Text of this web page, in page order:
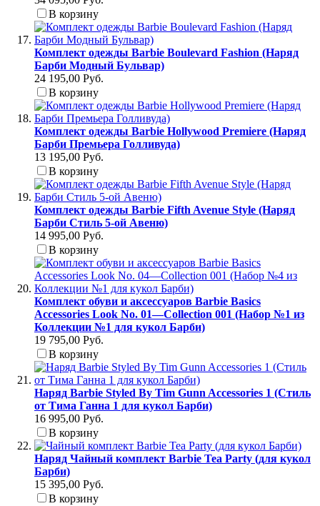
В корзину
Комплект одежды Barbie Boulevard Fashion (Наряд
Барби Модный Бульвар)
24 195,00 Руб.
В корзину
Комплект одежды Barbie Hollywood Premiere (Наряд
Барби Премьера Голливуда)
13 195,00 Руб.
В корзину
Комплект одежды Barbie Fifth Avenue Style (Наряд
Барби Стиль 5-ой Авеню)
14 995,00 Руб.
В корзину
Комплект обуви и аксессуаров Barbie Basics
Accessories Look No. 01—Collection 001 (Набор №1 из
Коллекции №1 для кукол Барби)
19 795,00 Руб.
В корзину
Наряд Barbie Styled By Tim Gunn Accessories 1 (Стиль
от Тима Ганна 1 для кукол Барби)
16 995,00 Руб.
В корзину
Наряд Чайный комплект Barbie Tea Party (для кукол
Барби)
15 395,00 Руб.
В корзину